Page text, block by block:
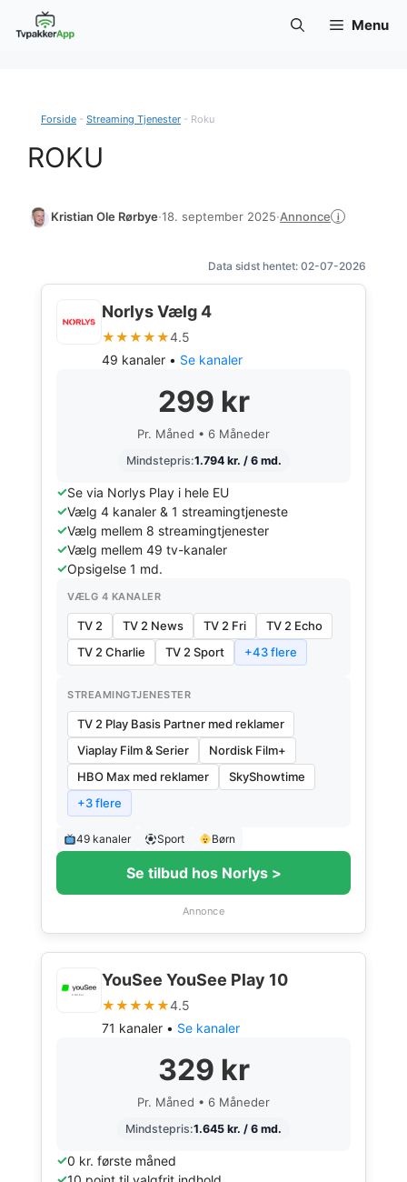
Menu
Forside - Streaming Tjenester - Roku
ROKU
Kristian Ole Rørbye·18. september 2025·Annonce i
Data sidst hentet: 02-07-2026
Norlys Vælg 4
★★★★★4.5
49 kanaler • Se kanaler
299 kr
Pr. Måned • 6 Måneder
Mindstepris:1.794 kr. / 6 md.
Se via Norlys Play i hele EU
Vælg 4 kanaler & 1 streamingtjeneste
Vælg mellem 8 streamingtjenester
Vælg mellem 49 tv-kanaler
Opsigelse 1 md.
VÆLG 4 KANALER
TV 2 TV 2 News TV 2 Fri
TV 2 Echo
TV 2 Charlie
TV 2 Sport +43 flere
STREAMINGTJENESTER
TV 2 Play Basis Partner med reklamer
Viaplay Film & Serier
Nordisk Film+
HBO Max med reklamer
SkyShowtime
+3 flere
49 kanaler Sport Børn
Se tilbud hos Norlys >
Annonce
YouSee YouSee Play 10
★★★★★4.5
71 kanaler • Se kanaler
329 kr
Pr. Måned • 6 Måneder
Mindstepris:1.645 kr. / 6 md.
0 kr. første måned